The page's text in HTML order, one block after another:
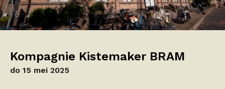
Kompagnie Kistemaker BRAM
do 15 mei 2025